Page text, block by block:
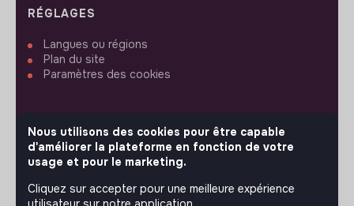
RÉGLAGES
Langues ou régions
Plan du site
Paramètres des cookies
SUIVEZ-NOUS
Nous utilisons des cookies pour être capable
d'améliorer la plateforme en fonction de votre
usage et pour le marketing.
Cliquez sur accepter pour une meilleure expérience